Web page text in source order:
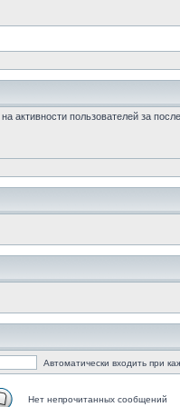
активности пользователей за
Автоматически входить при
Нет непрочитанных сообщений